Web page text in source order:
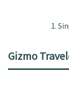
Gizmo